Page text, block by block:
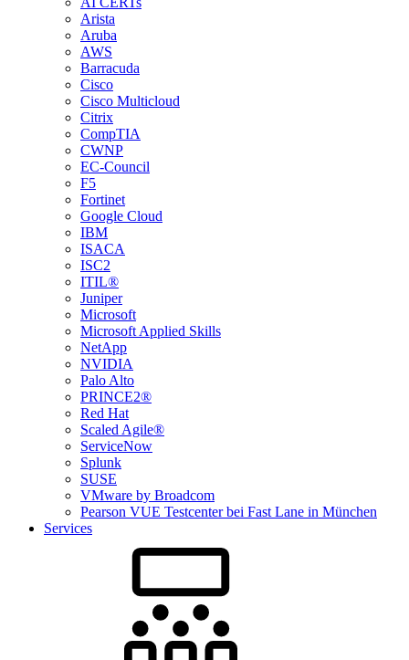
Arista
Aruba
AWS
Barracuda
Cisco
Cisco Multicloud
Citrix
CompTIA
CWNP
EC-Council
F5
Fortinet
Google Cloud
IBM
ISACA
ISC2
ITIL®
Juniper
Microsoft
Microsoft Applied Skills
NetApp
NVIDIA
Palo Alto
PRINCE2®
Red Hat
Scaled Agile®
ServiceNow
Splunk
SUSE
VMware by Broadcom
Pearson VUE Testcenter bei Fast Lane in München
Services